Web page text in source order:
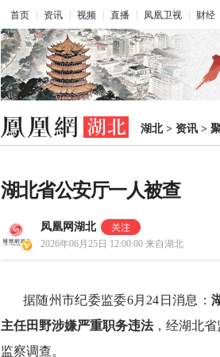
首页 资讯 视频 直播 凤凰卫视 财经
湖北> 资讯 >
湖北省公安厅一人被查
凤凰网湖北
2026年06月25日 12:00:00 来自湖北
据随州市纪委监委6月24日消息：
主任田野涉嫌严重职务违法，经湖北
监察调查。